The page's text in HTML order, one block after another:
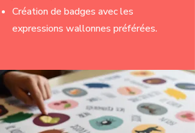
Création de badges avec les
expressions wallonnes préférées.